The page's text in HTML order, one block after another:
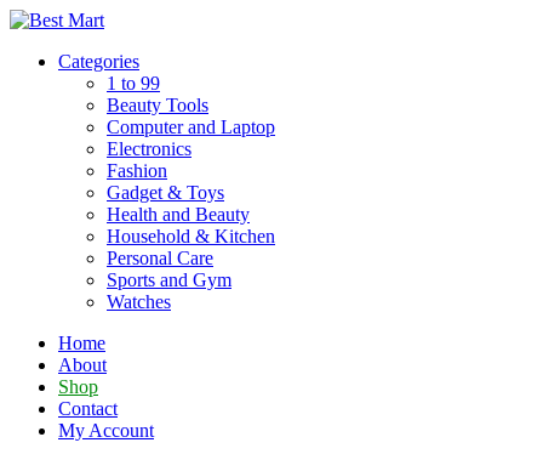
Skip
contentCategories
1 to 99
Beauty Tools
Computer and Laptop
Electronics
Fashion
Gadget & Toys
Health and Beauty
Household & Kitchen
Personal Care
Sports and Gym
Watches
Home
About
Shop
Contact
My Account